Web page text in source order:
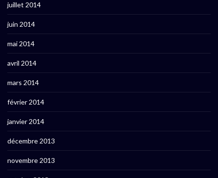
juillet 2014
juin 2014
mai 2014
avril 2014
mars 2014
février 2014
janvier 2014
décembre 2013
novembre 2013